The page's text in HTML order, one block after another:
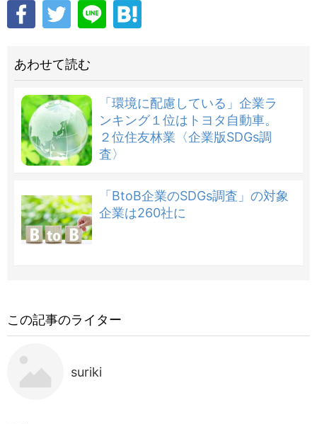
あわせて読む
「環境に配慮している」企業ラ
ンキング１位はトヨタ自動車。
２位住友林業〈企業版SDGs調
査〉
「BtoB企業のSDGs調査」の対象
企業は260社に
この記事のライター
suriki